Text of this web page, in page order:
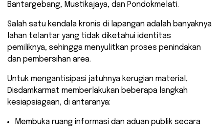
Bantargebang, Mustikajaya, dan Pondokmelati.
Salah satu kendala kronis di lapangan adalah banyaknya
lahan telantar yang tidak diketahui identitas
pemiliknya, sehingga menyulitkan proses penindakan
dan pembersihan area.
​Untuk mengantisipasi jatuhnya kerugian material,
Disdamkarmat memberlakukan beberapa langkah
kesiapsiagaan, di antaranya:
​Membuka ruang informasi dan aduan publik secara